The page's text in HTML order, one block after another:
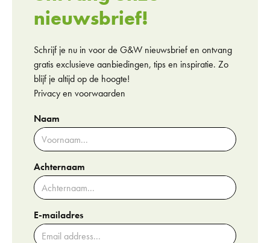
nieuwsbrief!
Schrijf je nu in voor de G&W nieuwsbrief en ontvang
gratis exclusieve aanbiedingen, tips en inspiratie. Zo
blijf je altijd op de hoogte!
Privacy en voorwaarden
Naam
Achternaam
E-mailadres